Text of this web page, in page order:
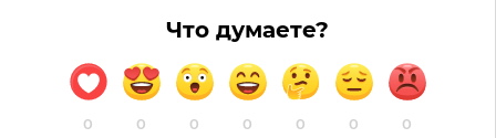
Что думаете?
0 0 0 0 0 0 0